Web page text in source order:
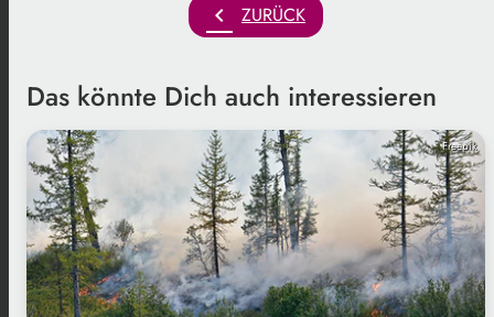
chevron_left ZURÜCK
Das könnte Dich auch interessieren
Freepik